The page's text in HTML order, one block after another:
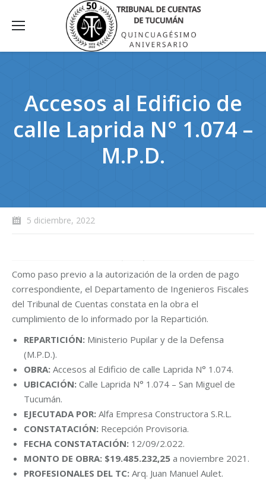
Accesos al Edificio de
calle Laprida N° 1.074 –
M.P.D.
5 diciembre, 2022
Como paso previo a la autorización de la orden de pago
correspondiente, el Departamento de Ingenieros Fiscales
del Tribunal de Cuentas constata en la obra el
cumplimiento de lo informado por la Repartición.
REPARTICIÓN: Ministerio Pupilar y de la Defensa
(M.P.D.).
OBRA: Accesos al Edificio de calle Laprida N° 1.074.
UBICACIÓN: Calle Laprida N° 1.074 – San Miguel de
Tucumán.
EJECUTADA POR: Alfa Empresa Constructora S.R.L.
CONSTATACIÓN: Recepción Provisoria.
FECHA CONSTATACIÓN: 12/09/2.022.
MONTO DE OBRA: $19.485.232,25 a noviembre 2021.
PROFESIONALES DEL TC: Arq. Juan Manuel Aulet.